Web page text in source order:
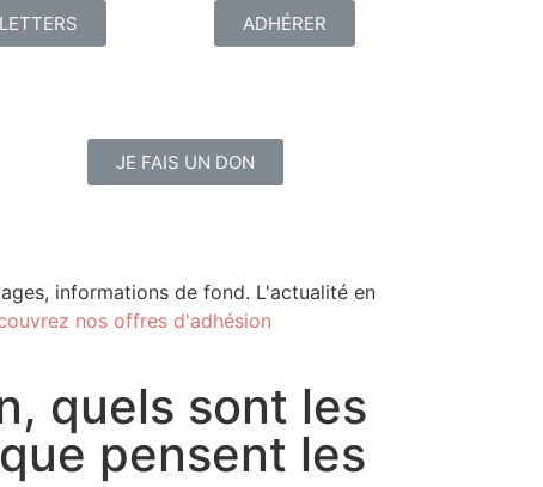
ADHÉRER
JE FAIS UN DON
informations de fond. L'actualité en
nos offres d'adhésion
quels sont les
pensent les